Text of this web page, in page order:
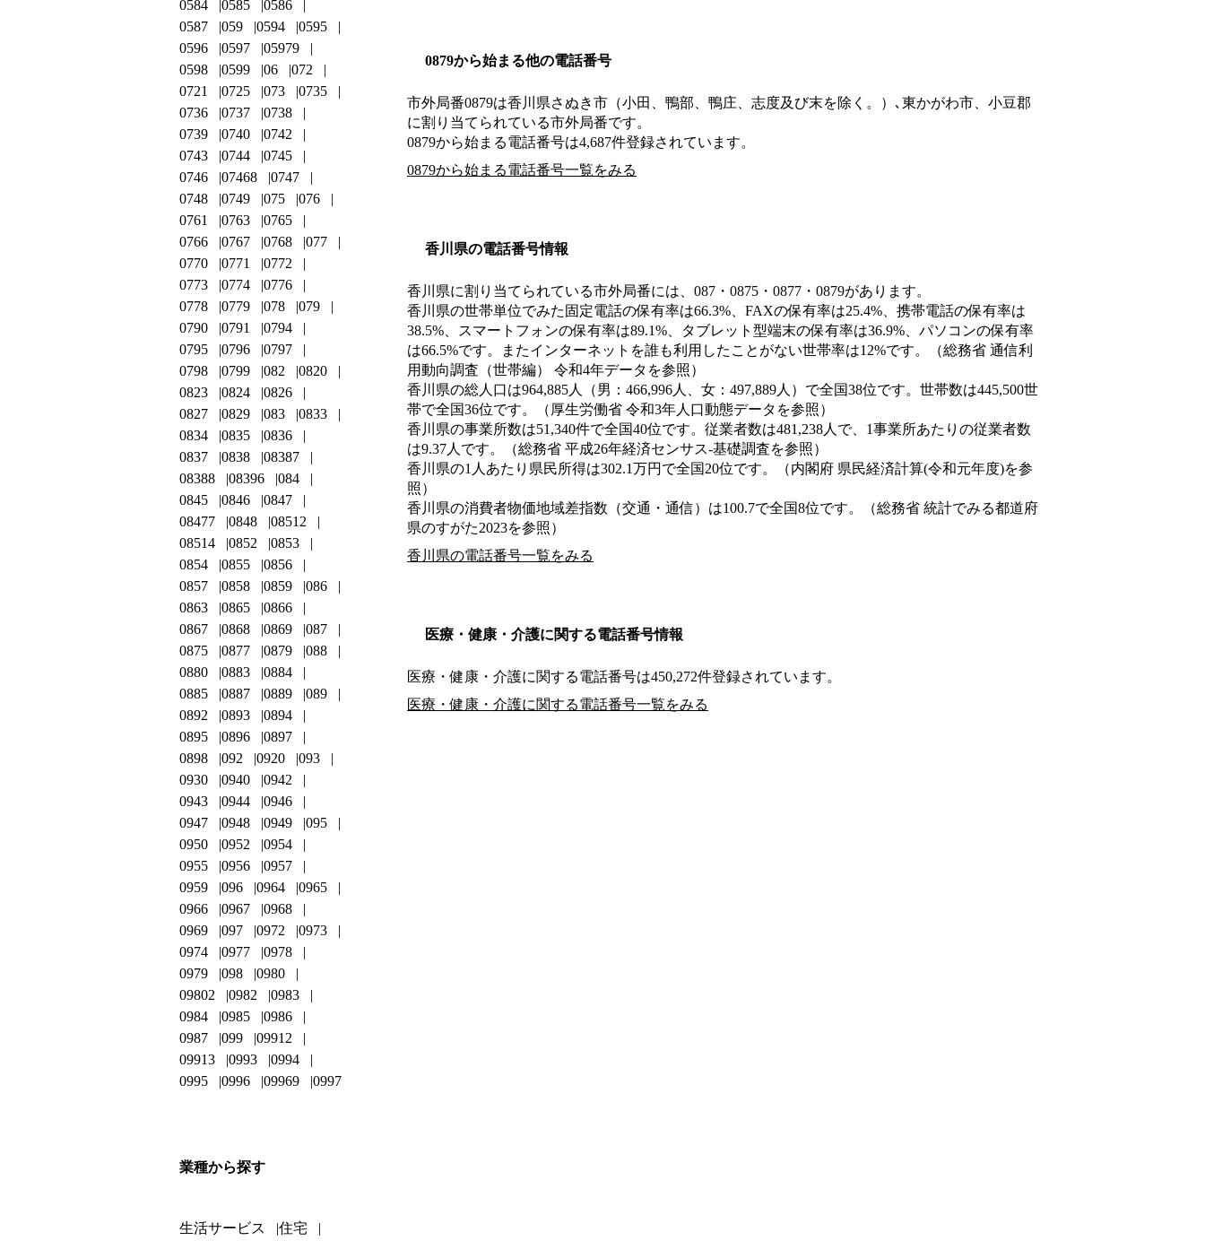
0879から始まる他の電話番号
市外局番0879は香川県さぬき市（小田、鴨部、鴨庄、志度及び末を除く。）､東かがわ市、小豆郡
に割り当てられている市外局番です。
0879から始まる電話番号は4,687件登録されています。
0879から始まる電話番号一覧をみる
香川県の電話番号情報
香川県に割り当てられている市外局番には、087・0875・0877・0879があります。
香川県の世帯単位でみた固定電話の保有率は66.3%、FAXの保有率は25.4%、携帯電話の保有率は
38.5%、スマートフォンの保有率は89.1%、タブレット型端末の保有率は36.9%、パソコンの保有率
は66.5%です。またインターネットを誰も利用したことがない世帯率は12%です。（総務省 通信利
用動向調査（世帯編） 令和4年データを参照）
香川県の総人口は964,885人（男：466,996人、女：497,889人）で全国38位です。世帯数は445,500世
帯で全国36位です。（厚生労働省 令和3年人口動態データを参照）
香川県の事業所数は51,340件で全国40位です。従業者数は481,238人で、1事業所あたりの従業者数
は9.37人です。（総務省 平成26年経済センサス‐基礎調査を参照）
香川県の1人あたり県民所得は302.1万円で全国20位です。（内閣府 県民経済計算(令和元年度)を参
照）
香川県の消費者物価地域差指数（交通・通信）は100.7で全国8位です。（総務省 統計でみる都道府
県のすがた2023を参照）
香川県の電話番号一覧をみる
医療・健康・介護に関する電話番号情報
医療・健康・介護に関する電話番号は450,272件登録されています。
医療・健康・介護に関する電話番号一覧をみる
0584
0585
0586
0587
059 0594
0595
0596
0597
05979
0598
0599 06
072
0721
0725 073
0735
0736
0737
0738
0739
0740
0742
0743
0744
0745
0746
07468
0747
0748
0749 075
076
0761
0763
0765
0766
0767 0768
077
0770
0771
0772
0773
0774
0776
0778
0779 078
079
0790
0791
0794
0795
0796
0797
0798
0799 082
0820
0823
0824
0826
0827
0829 083
0833
0834
0835
0836
0837
0838
08387
08388
08396
084
0845
0846
0847
08477
0848
08512
08514
0852
0853
0854
0855
0856
0857
0858 0859
086
0863
0865
0866
0867
0868 0869
087
0875
0877 0879
088
0880
0883
0884
0885
0887 0889
089
0892
0893
0894
0895
0896
0897
0898
092 0920
093
0930
0940
0942
0943
0944
0946
0947
0948 0949
095
0950
0952
0954
0955
0956
0957
0959
096 0964
0965
0966
0967
0968
0969
097 0972
0973
0974
0977
0978
0979
098
0980
09802
0982
0983
0984
0985
0986
0987
099
09912
09913
0993
0994
0995
0996 09969 0997
業種から探す
生活サービス 住宅